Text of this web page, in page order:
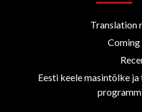
Translation
Coming
Eesti keele masintõlke